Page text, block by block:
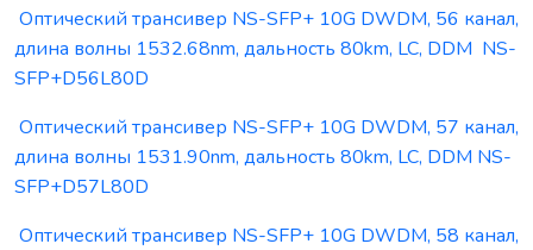
Оптический трансивер NS-SFP+ 10G DWDM, 56 канал,
длина волны 1532.68nm, дальность 80km, LC, DDM NS-
SFP+D56L80D
Оптический трансивер NS-SFP+ 10G DWDM, 57 канал,
длина волны 1531.90nm, дальность 80km, LC, DDM NS-
SFP+D57L80D
Оптический трансивер NS-SFP+ 10G DWDM, 58 канал,